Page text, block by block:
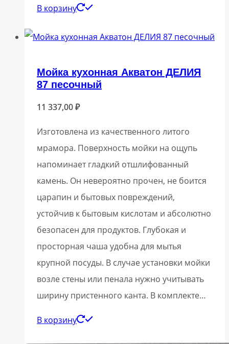
В корзину
Мойка кухонная Акватон ДЕЛИЯ
87 песочный
11 337,00₽
Изготовлена из качественного литого
мрамора. Поверхность мойки на ощупь
напоминает гладкий отшлифованный
камень. Он невероятно прочен, не боится
царапин и бытовых повреждений,
устойчив к бытовым кислотам и абсолютно
безопасен для продуктов. Глубокая и
просторная чаша удобна для мытья
крупной посуды. В случае установки мойки
возле стены или пенала нужно учитывать
ширину пристенного канта. В комплекте…
В корзину